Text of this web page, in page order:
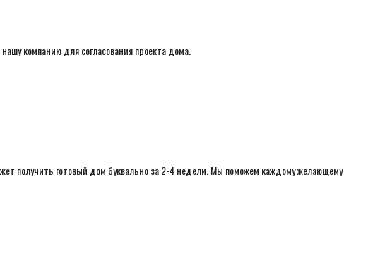
компанию для согласования проекта дома.
получить готовый дом буквально за 2-4 недели. Мы поможем каждому желающему